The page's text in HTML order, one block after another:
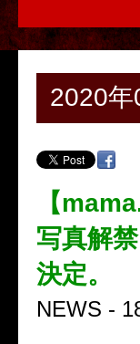
2020
【
写真解
決定。
NEWS -